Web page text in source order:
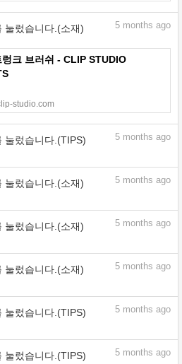
눌렀습니다.(소재) 5 months ago
렁크 브러쉬 - CLIP STUDIO
studio.com
눌렀습니다.(TIPS) 5 months ago
눌렀습니다.(소재) 5 months ago
- CLIP STUDIO ASSETS
눌렀습니다.(소재)